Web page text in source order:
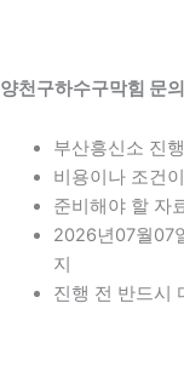
양천구하수구막힘 문
부산흥신소 진
비용이나 조건
준비해야 할 자
2026년07월07
지
진행 전 반드시